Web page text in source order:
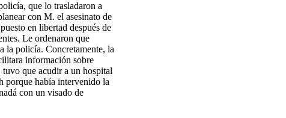
que lo trasladaron a
con M. el asesinato de
en libertad después de
Le ordenaron que
la policía. Concretamente, la
información sobre
que acudir a un hospital
porque había intervenido la
con un visado de